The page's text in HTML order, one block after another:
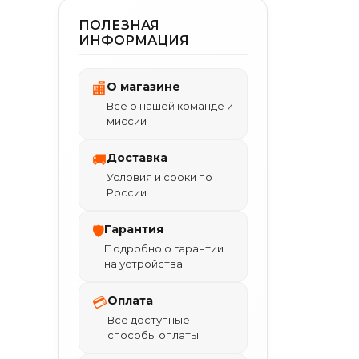
ПОЛЕЗНАЯ
ИНФОРМАЦИЯ
🏬О магазине
Всё о нашей команде и
миссии
🚚Доставка
Условия и сроки по
России
🛡Гарантия
Подробно о гарантии
на устройства
💳Оплата
Все доступные
способы оплаты